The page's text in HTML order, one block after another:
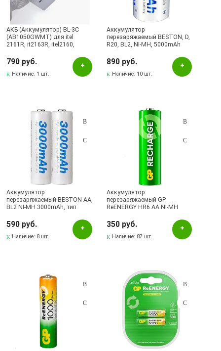
Бугульма, ул.Советская, 82
Лениногорск, ул.Вахитова, 5, (АВТОВОКЗАЛ)
Лениногорск, ул.Кутузова, 9А, (БРИЗ)
АКБ (Аккумулятор) BL-3C
(AB1050GWMT) для itel
2161R, it2163R, itel2160,
790 руб.
Наличие: 1 шт.
Аккумулятор
перезаряжаемый BESTON, D,
R20, BL2, NI-MH, 5000mAh
890 руб.
Наличие: 10 шт.
Аккумулятор
перезаряжаемый BESTON AA,
BL2 NI-MH 3000mAh, тип
комплектом)
590 руб.
Наличие: 8 шт.
Аккумулятор
перезаряжаемый GP
ReENERGY HR6 AA NI-MH
350 руб.
Наличие: 87 шт.